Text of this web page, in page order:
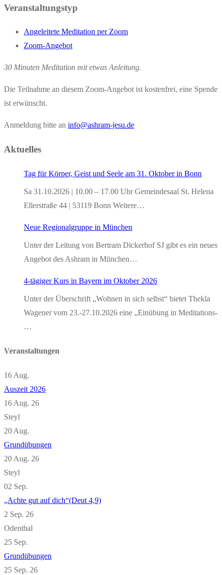
Veranstaltungstyp
Angeleitete Meditation per Zoom
Zoom-Angebot
30 Minuten Meditation mit etwas Anleitung.
Die Teilnahme an diesem Zoom-Angebot ist kostenfrei, eine Spende
ist erwünscht.
Anmeldung bitte an info@ashram-jesu.de
Aktuelles
Tag für Körper, Geist und Seele am 31. Oktober in Bonn
Sa 31.10.2026 | 10.00 – 17.00 Uhr Gemeindesaal St. Helena
Ellerstraße 44 | 53119 Bonn Weitere…
Neue Regionalgruppe in München
Unter der Leitung von Bertram Dickerhof SJ gibt es ein neues
Angebot des Ashram in München…
4-tägiger Kurs in Bayern im Oktober 2026
Unter der Überschrift „Wohnen in sich selbst“ bietet Thekla
Wagener vom 23.-27.10.2026 eine „Einübung in Meditations-
…
Veranstaltungen
16 Aug.
Auszeit 2026
16 Aug. 26
Steyl
20 Aug.
Grundübungen
20 Aug. 26
Steyl
02 Sep.
„Achte gut auf dich“(Deut 4,9)
2 Sep. 26
Odenthal
25 Sep.
Grundübungen
25 Sep. 26